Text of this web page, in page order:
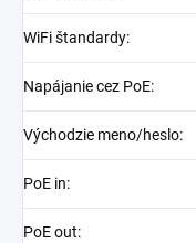
WiFi štandardy:
Napájanie cez PoE:
Východzie meno/heslo:
PoE in:
PoE out: